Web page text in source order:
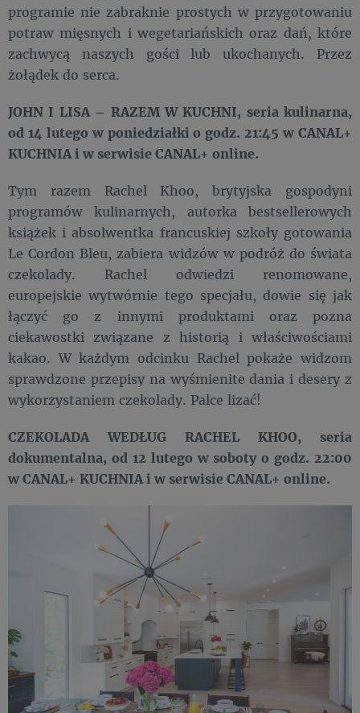
programie nie zabraknie prostych w przygotowaniu
potraw mięsnych i wegetariańskich oraz dań, które
zachwycą naszych gości lub ukochanych. Przez
żołądek do serca.
JOHN I LISA – RAZEM W KUCHNI, seria kulinarna,
od 14 lutego w poniedziałki o godz. 21:45 w CANAL+
KUCHNIA i w serwisie CANAL+ online.
Tym razem Rachel Khoo, brytyjska gospodyni
programów kulinarnych, autorka bestsellerowych
książek i absolwentka francuskiej szkoły gotowania
Le Cordon Bleu, zabiera widzów w podróż do świata
czekolady. Rachel odwiedzi renomowane,
europejskie wytwórnie tego specjału, dowie się jak
łączyć go z innymi produktami oraz pozna
ciekawostki związane z historią i właściwościami
kakao. W każdym odcinku Rachel pokaże widzom
sprawdzone przepisy na wyśmienite dania i desery z
wykorzystaniem czekolady. Palce lizać!
CZEKOLADA WEDŁUG RACHEL KHOO, seria
dokumentalna, od 12 lutego w soboty o godz. 22:00
w CANAL+ KUCHNIA i w serwisie CANAL+ online.